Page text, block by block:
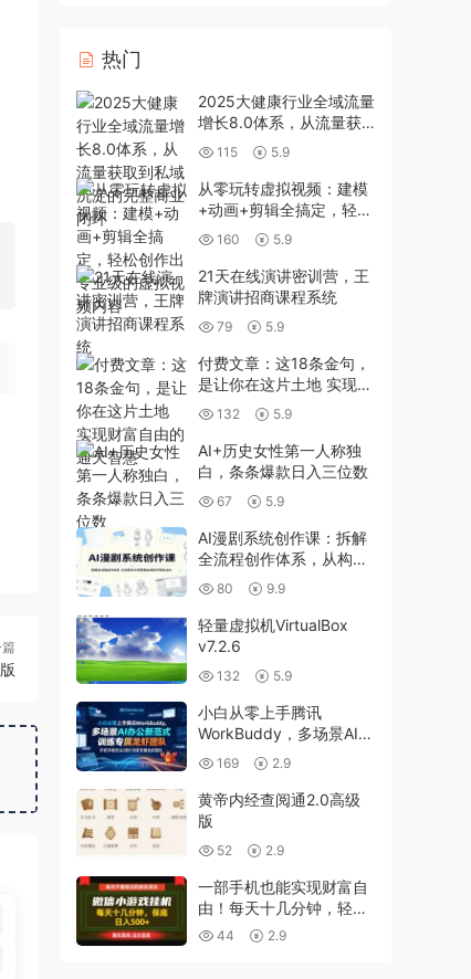
热门
2025大健康行业全域流量
增长8.0体系，从流量获
取到私域沉淀的完整商业
闭环
115 5.9
从零玩转虚拟视频：建模
+动画+剪辑全搞定，轻松
创作出专业级的虚拟视频
内容
160 5.9
21天在线演讲密训营，王
牌演讲招商课程系统
79 5.9
付费文章：这18条金句，
是让你在这片土地 实现财
富自由的通天智慧
132 5.9
AI+历史女性第一人称独
白，条条爆款日入三位数
67 5.9
AI漫剧系统创作课：拆解
全流程创作体系，从构思
设计到剪辑合成新手轻松
出片
80 9.9
轻量虚拟机VirtualBox
v7.2.6
132 5.9
小白从零上手腾讯
WorkBuddy，多场景AI办
公新范式实战，手把手教
你从0到1训练专属龙虾团
队
169 2.9
黄帝内经查阅通2.0高级
版
52 2.9
一部手机也能实现财富自
由！每天十几分钟，轻松
日入500+，长期稳定
44 2.9